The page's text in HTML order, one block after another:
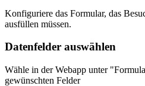
Konfiguriere das Formular, das
ausfüllen müssen.
Datenfelder auswählen
Wähle in der Webapp unter
gewünschten Felder